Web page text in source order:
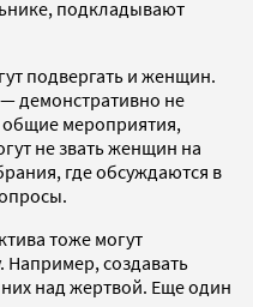
подкладывают
подвергать и женщин.
демонстративно не
мероприятия,
не звать женщин на
где обсуждаются в
тоже могут
Например, создавать
над жертвой. Еще один